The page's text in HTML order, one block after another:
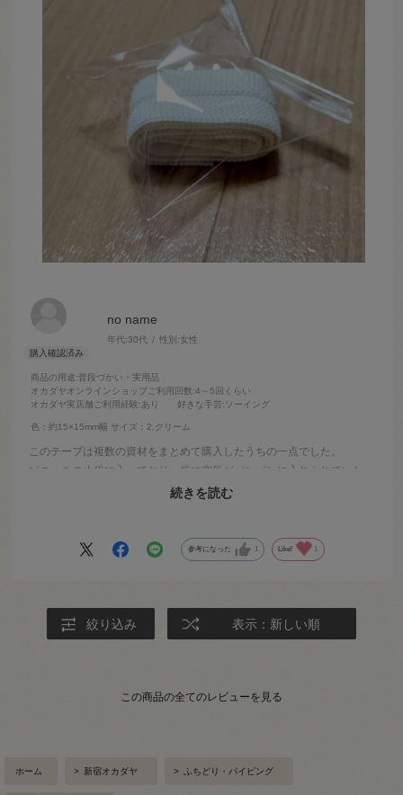
no name
年代:30代 性別:女性
商品の用途:普段づかい・実用品
オカダヤオンラインショップご利用回数:4～5回くらい
オカダヤ実店舗ご利用経験:あり 好きな手芸:ソーイング
色：約15×15mm幅 サイズ：2.クリーム
このテープは複数の資材をまとめて購入したうちの一点でした。
ビニールの小袋に入っており、袋に空気がパンパンに入れられていた
おかげて、テープが潰れたり折れ目がつくことなく届きました。
続きを読む
参考になった 1 Like! 1
絞り込み 表示：新しい順
この商品の全てのレビューを見る
ホーム > 新宿オカダヤ > ふちどり・パイピング